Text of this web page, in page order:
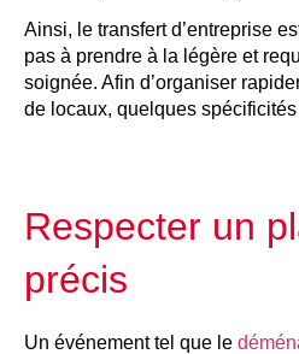
Ainsi, le transfert d’entreprise
pas à prendre à la légère et
soignée. Afin d’organiser
de locaux, quelques
Respecter un
précis
Un événement tel que le